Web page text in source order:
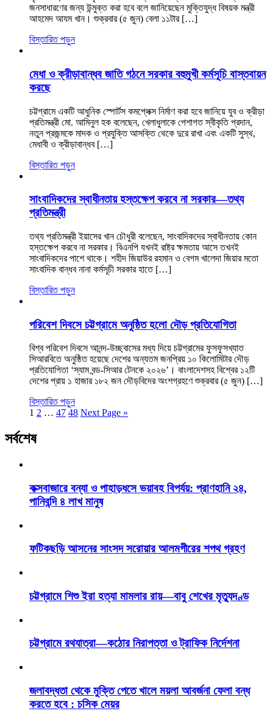
জনসাধারণের জন্য উন্মুক্ত করা হবে বলে জানিয়েছেন মুক্তিযুদ্ধ বিষয়ক মন্ত্রী
আহমেদ আযম খান। শুক্রবার (৫ জুন) বেলা ১১টার […]
বিস্তারিত পড়ুন
মেধা ও ক্রীড়াবান্ধব জাতি গঠনে সরকার বহুমুখী কর্মসূচি বাস্তবায়ন
করছে
চট্টগ্রামে একটি আধুনিক স্পোর্টস কমপ্লেক্স নির্মাণ করা হবে জানিয়ে যুব ও ক্রীড়া
প্রতিমন্ত্রী মো. আমিনুল হক বলেছেন, খেলাধুলাকে পেশাগত স্বীকৃতি প্রদান,
নতুন প্রজন্মকে মাদক ও প্রযুক্তি আসক্তি থেকে দুরে রাখা এবং একটি সুস্থ,
মেধাবী ও ক্রীড়াবান্ধব […]
বিস্তারিত পড়ুন
সাংবাদিকদের স্বাধীনতায় হস্তক্ষেপ করবে না সরকার—তথ্য
প্রতিমন্ত্রী
তথ্য প্রতিমন্ত্রী ইয়াসের খান চৌধুরী বলেছেন, সাংবাদিকদের স্বাধীনতায় কোন
হস্তক্ষেপ করবে না সরকার। বিএনপি যখনই রাষ্ট্র ক্ষমতায় আসে তখনই
সাংবাদিকদের পাশে থাকে। শহীদ জিয়াউর রহমান ও বেগম খালেদা জিয়ার মতো
সাংবাদিক বান্ধব নানা কর্মসূচী সরকার হাতে […]
বিস্তারিত পড়ুন
পরিবেশ দিবসে চট্টগ্রামে অনুষ্ঠিত হলো দৌড় প্রতিযোগিতা
বিশ্ব পরিবেশ দিবসে আনন্দ-উচ্ছ্বাসের মধ্য দিয়ে চট্টগ্রামের ফুসফুসখ্যাত
সিআরবিতে অনুষ্ঠিত হয়েছে দেশের অন্যতম জনপ্রিয় ১০ কিলোমিটার দৌড়
প্রতিযোগিতা ‘স্যাম বন্ড-সিআর টেনকে ২০২৬’। বাংলাদেশসহ বিশ্বের ১২টি
দেশের প্রায় ১ হাজার ১৮২ জন দৌড়বিদের অংশগ্রহণে শুক্রবার (৫ জুন) […]
বিস্তারিত পড়ুন
1 2 … 47 48 Next Page »
সর্বশেষ
কক্সবাজারে বন্যা ও পাহাড়ধসে ভয়াবহ বিপর্যয়: প্রাণহানি ২৪,
পানিবন্দি ৪ লাখ মানুষ
ফটিকছড়ি আসনের সাংসদ সরোয়ার আলমগীরের শপথ গ্রহণ
চট্টগ্রামে শিশু ইরা হত্যা মামলার রায়—বাবু শেখের মৃত্যুদণ্ড
চট্টগ্রামে রথযাত্রা—কঠোর নিরাপত্তা ও ট্রাফিক নির্দেশনা
জলাবদ্ধতা থেকে মুক্তি পেতে খালে ময়লা আবর্জনা ফেলা বন্ধ
করতে হবে : চসিক মেয়র